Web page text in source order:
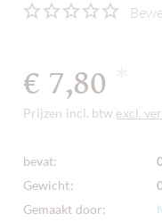
€ 7,80
Prijzen incl. btw excl.
bevat:
Gewicht:
Gemaakt door: